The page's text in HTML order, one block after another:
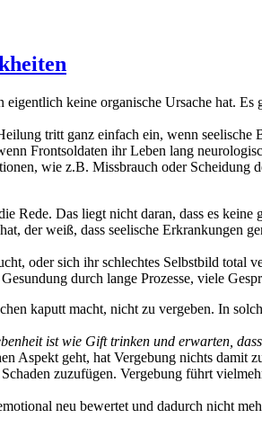
eigentlich keine organische Ursache hat.
tritt ganz einfach ein, wenn
Frontsoldaten ihr Leben lang
wie z.B. Missbrauch oder
Das liegt nicht daran, dass es
der weiß, dass seelische Erkrankungen
oder sich ihr schlechtes Selbstbild total
durch lange Prozesse, viele
kaputt macht, nicht zu vergeben. In
ist wie Gift trinken und erwarten,
Aspekt geht, hat Vergebung nichts damit
zuzufügen. Vergebung führt
neu bewertet und dadurch nicht